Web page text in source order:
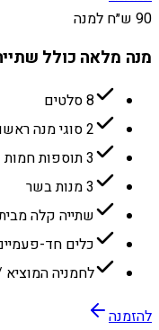
90 ש״ח למנה
מנה מלאה כולל
8 סלטים
2 סוגי מנה ראשונה
3 תוספות חמות
3 מנות בשר
שתייה קלה
כלים חד-
לחמניה המוציא
להזמנה